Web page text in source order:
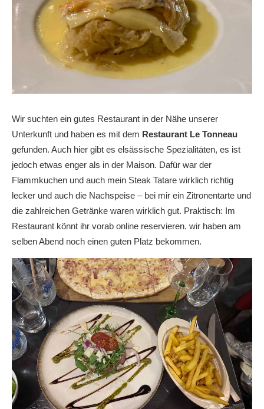
Wir suchten ein gutes Restaurant in der Nähe unserer
Unterkunft und haben es mit dem Restaurant Le Tonneau
gefunden. Auch hier gibt es elsässische Spezialitäten, es ist
jedoch etwas enger als in der Maison. Dafür war der
Flammkuchen und auch mein Steak Tatare wirklich richtig
lecker und auch die Nachspeise – bei mir ein Zitronentarte und
die zahlreichen Getränke waren wirklich gut. Praktisch: Im
Restaurant könnt ihr vorab online reservieren. wir haben am
selben Abend noch einen guten Platz bekommen.